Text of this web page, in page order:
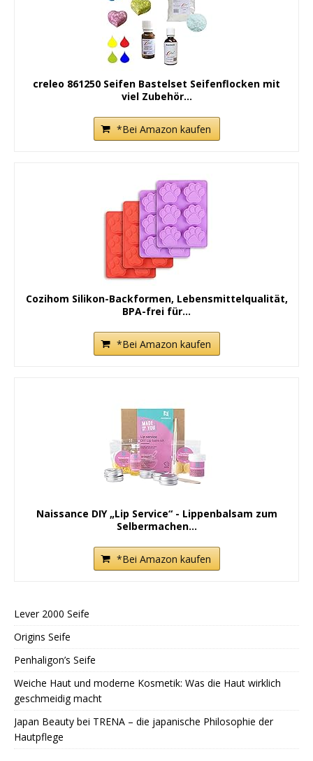
creleo 861250 Seifen Bastelset Seifenflocken mit
viel Zubehör...
*Bei Amazon kaufen
Cozihom Silikon-Backformen, Lebensmittelqualität,
BPA-frei für...
*Bei Amazon kaufen
Naissance DIY „Lip Service“ - Lippenbalsam zum
Selbermachen...
*Bei Amazon kaufen
Lever 2000 Seife
Origins Seife
Penhaligon’s Seife
Weiche Haut und moderne Kosmetik: Was die Haut wirklich
geschmeidig macht
Japan Beauty bei TRENA – die japanische Philosophie der
Hautpflege